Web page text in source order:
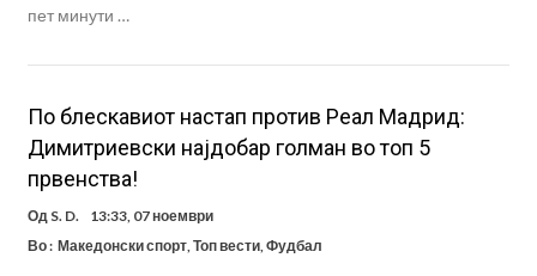
пет минути …
По блескавиот настап против Реал Мадрид:
Димитриевски најдобар голман во топ 5
првенства!
Од S. D.
13:33, 07 ноември
Во : Македонски спорт,Топ вести,Фудбал